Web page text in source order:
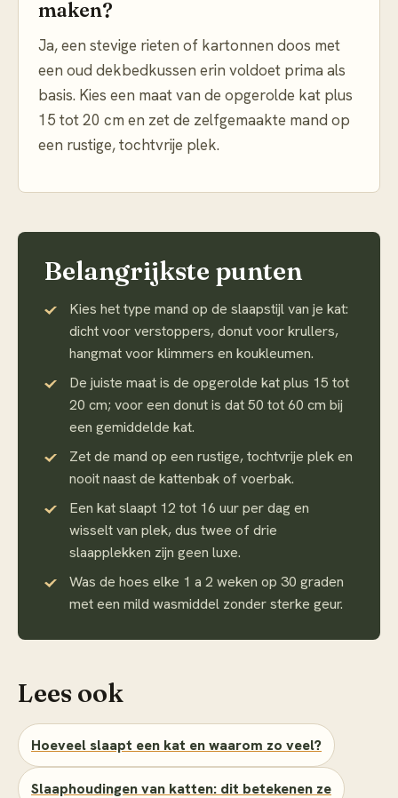
maken?
Ja, een stevige rieten of kartonnen doos met
een oud dekbedkussen erin voldoet prima als
basis. Kies een maat van de opgerolde kat plus
15 tot 20 cm en zet de zelfgemaakte mand op
een rustige, tochtvrije plek.
Belangrijkste punten
Kies het type mand op de slaapstijl van je kat:
dicht voor verstoppers, donut voor krullers,
hangmat voor klimmers en koukleumen.
De juiste maat is de opgerolde kat plus 15 tot
20 cm; voor een donut is dat 50 tot 60 cm bij
een gemiddelde kat.
Zet de mand op een rustige, tochtvrije plek en
nooit naast de kattenbak of voerbak.
Een kat slaapt 12 tot 16 uur per dag en
wisselt van plek, dus twee of drie
slaapplekken zijn geen luxe.
Was de hoes elke 1 a 2 weken op 30 graden
met een mild wasmiddel zonder sterke geur.
Lees ook
Hoeveel slaapt een kat en waarom zo veel?
Slaaphoudingen van katten: dit betekenen ze